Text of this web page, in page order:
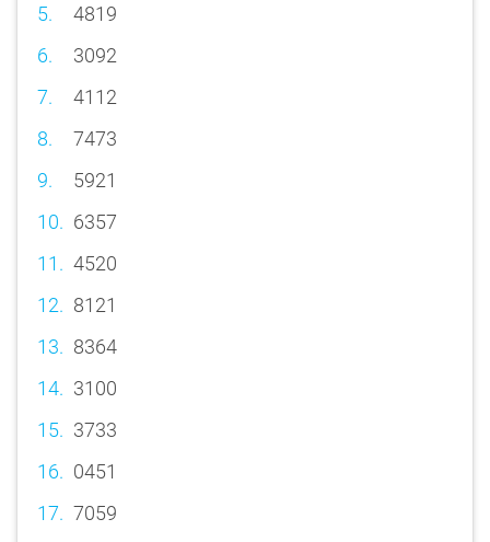
4819
3092
4112
7473
5921
6357
4520
8121
8364
3100
3733
0451
7059